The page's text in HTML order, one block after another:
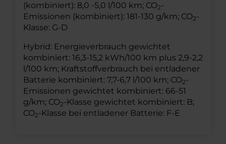
(kombiniert): 8,0 -5,0 l/100 km; CO2-
Emissionen (kombiniert): 181-130 g/km; CO2-
Klasse: G-D
Hybrid: Energieverbrauch gewichtet
kombiniert: 16,3-15,2 kWh/100 km plus 2,9-2,2
l/100 km; Kraftstoffverbrauch bei entladener
Batterie kombiniert: 7,7-6,7 l/100 km; CO2-
Emissionen gewichtet kombiniert: 66-51
g/km; CO2-Klasse gewichtet kombiniert: B;
CO2-Klasse bei entladener Batterie: F-E